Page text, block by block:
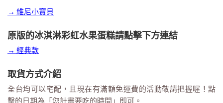
→ 維尼小寶貝
原版的冰淇淋彩虹水果蛋糕請點擊下方連結
→ 經典款
取貨方式介紹
全台均可以宅配，且現在有滿額免運費的活動敬請把握喔！點
擊的日期為「您計畫要吃的時間」即可。